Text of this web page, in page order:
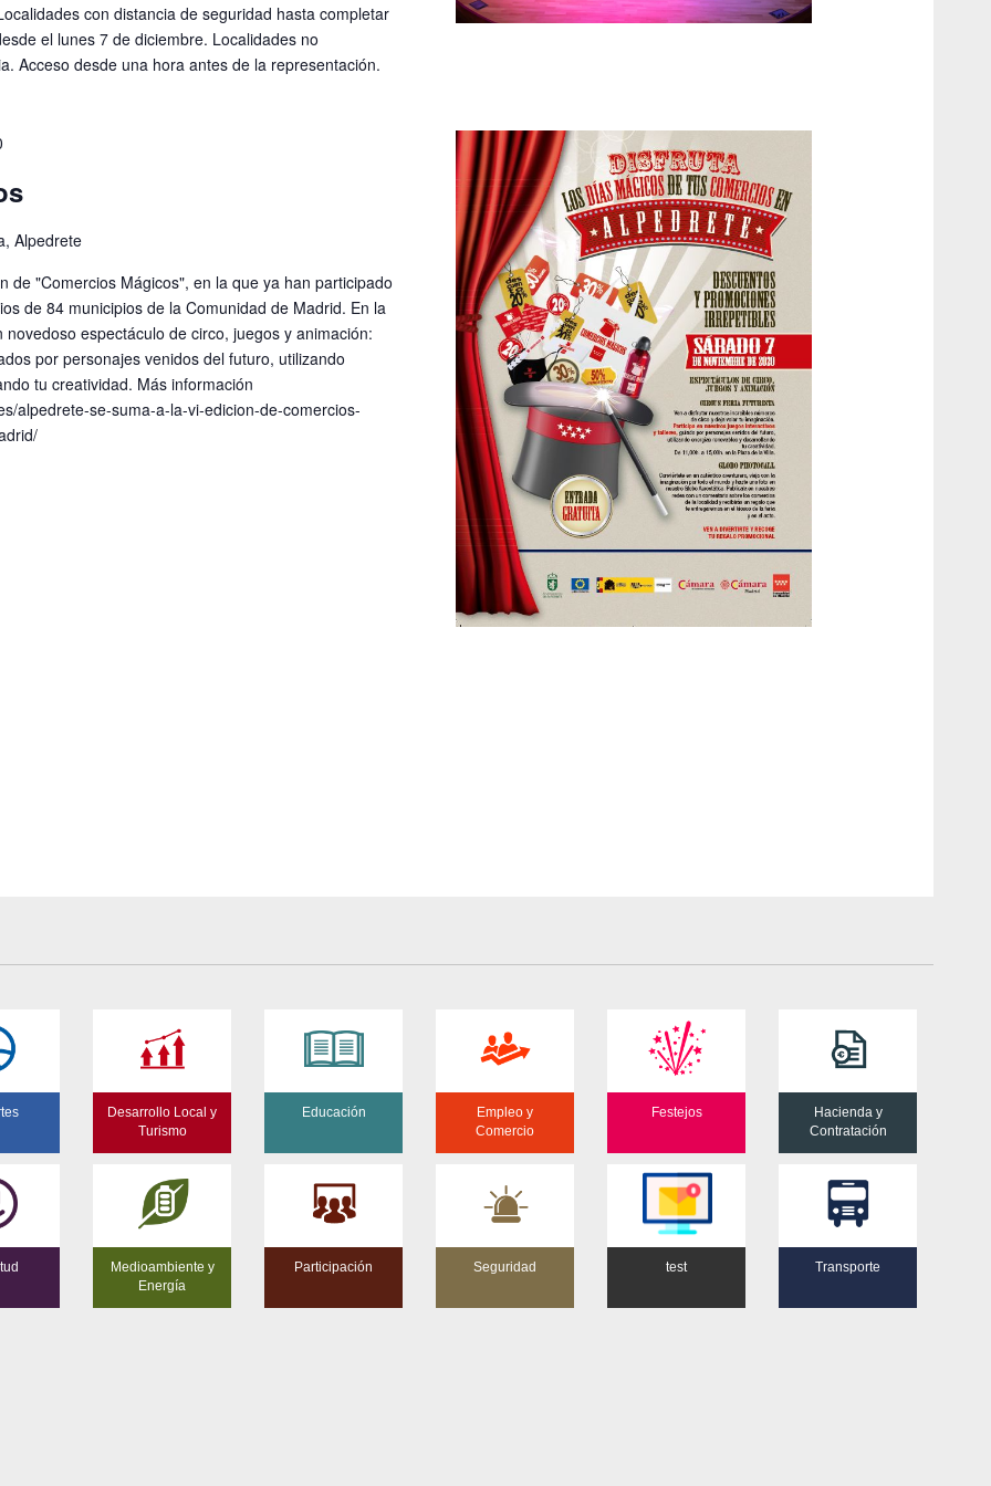
con distancia de seguridad hasta completar
el lunes 7 de diciembre. Localidades no
Acceso desde una hora antes de la representación.
Alpedrete
de "Comercios Mágicos", en la que ya han participado
de 84 municipios de la Comunidad de Madrid. En la
espectáculo de circo, juegos y animación:
por personajes venidos del futuro, utilizando
tu creatividad. Más información
alpedrete-se-suma-a-la-vi-edicion-de-comercios-
Desarrollo Local y
Turismo
Educación
Empleo y
Comercio
Festejos
Hacienda y
Contratación
Medioambiente y
Energía
Participación Seguridad test Transporte